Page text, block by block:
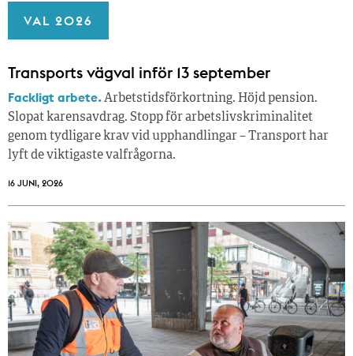
VAL 2026
Transports vägval inför 13 september
Fackligt arbete.Arbetstidsförkortning. Höjd pension.
Slopat karensavdrag. Stopp för arbetslivskriminalitet
genom tydligare krav vid upphandlingar – Transport har
lyft de viktigaste valfrågorna.
16 JUNI, 2026